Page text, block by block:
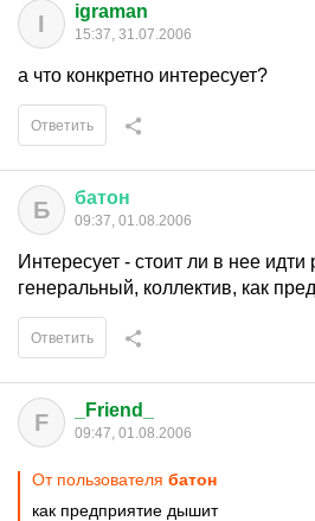
I igraman
15:37, 31.07.2006
а что конкретно интересует?
Ответить
Б батон
09:37, 01.08.2006
Интересует - стоит ли в нее идти
генеральный, коллектив, как
Ответить
F _Friend_
09:47, 01.08.2006
От пользователя батон
как предприятие дышит